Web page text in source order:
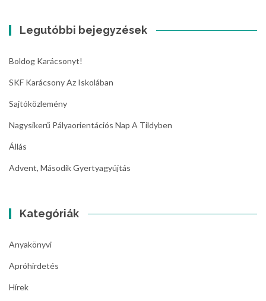
Legutóbbi bejegyzések
Boldog Karácsonyt!
SKF Karácsony Az Iskolában
Sajtóközlemény
Nagysikerű Pályaorientációs Nap A Tildyben
Állás
Advent, Második Gyertyagyújtás
Kategóriák
Anyakönyvi
Apróhirdetés
Hírek